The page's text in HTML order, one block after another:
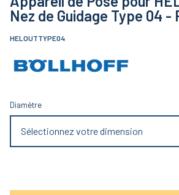
Nez de Guidage Type 04 -
HELOUTTYPE04
Diamètre
Sélectionnez votre dimension